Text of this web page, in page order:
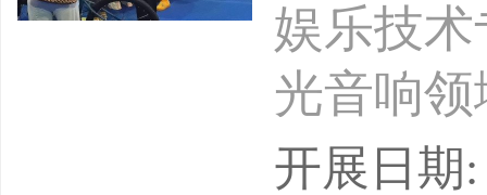
娱乐技
光音响
技术协
开展日期